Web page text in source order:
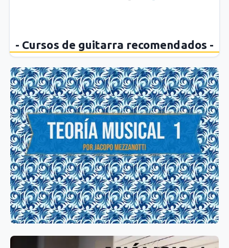
- Cursos de guitarra recomendados -